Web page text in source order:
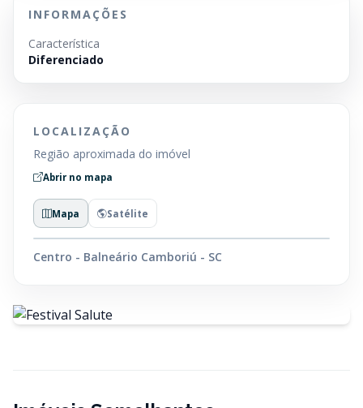
INFORMAÇÕES
Característica
Diferenciado
LOCALIZAÇÃO
Região aproximada do imóvel
Abrir no mapa
Mapa Satélite
Centro - Balneário Camboriú - SC